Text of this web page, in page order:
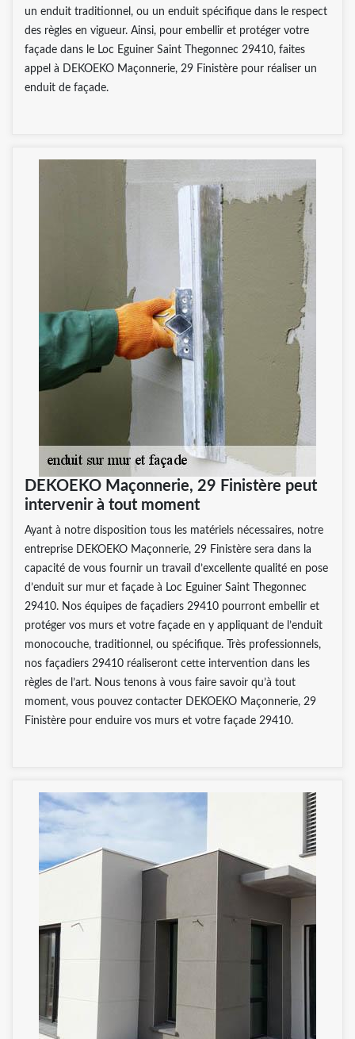
un enduit traditionnel, ou un enduit spécifique dans le respect
des règles en vigueur. Ainsi, pour embellir et protéger votre
façade dans le Loc Eguiner Saint Thegonnec 29410, faites
appel à DEKOEKO Maçonnerie, 29 Finistère pour réaliser un
enduit de façade.
DEKOEKO Maçonnerie, 29 Finistère peut
intervenir à tout moment
Ayant à notre disposition tous les matériels nécessaires, notre
entreprise DEKOEKO Maçonnerie, 29 Finistère sera dans la
capacité de vous fournir un travail d’excellente qualité en pose
d’enduit sur mur et façade à Loc Eguiner Saint Thegonnec
29410. Nos équipes de façadiers 29410 pourront embellir et
protéger vos murs et votre façade en y appliquant de l’enduit
monocouche, traditionnel, ou spécifique. Très professionnels,
nos façadiers 29410 réaliseront cette intervention dans les
règles de l’art. Nous tenons à vous faire savoir qu’à tout
moment, vous pouvez contacter DEKOEKO Maçonnerie, 29
Finistère pour enduire vos murs et votre façade 29410.